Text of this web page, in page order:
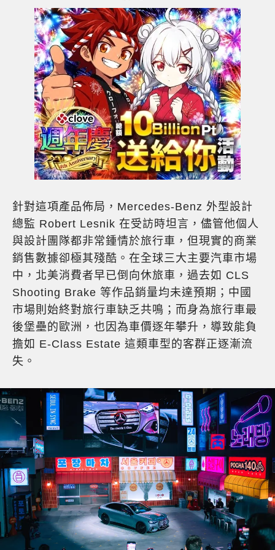
針對這項產品佈局，Mercedes-Benz 外型設計
總監 Robert Lesnik 在受訪時坦言，儘管他個人
與設計團隊都非常鍾情於旅行車，但現實的商業
銷售數據卻極其殘酷。在全球三大主要汽車市場
中，北美消費者早已倒向休旅車，過去如 CLS
Shooting Brake 等作品銷量均未達預期；中國
市場則始終對旅行車缺乏共鳴；而身為旅行車最
後堡壘的歐洲，也因為車價逐年攀升，導致能負
擔如 E-Class Estate 這類車型的客群正逐漸流
失。